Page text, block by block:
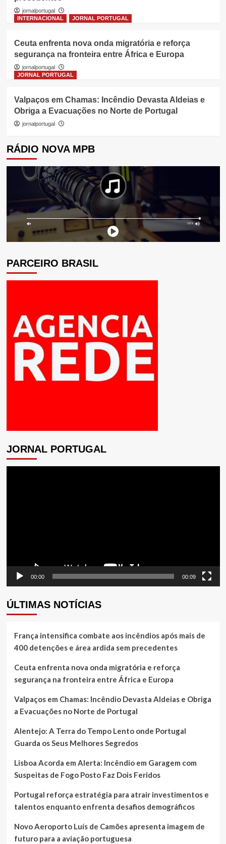
jornalportugal
INTERNACIONAL
JORNAL PORTUGAL
Ceuta enfrenta nova onda migratória e reforça
segurança na fronteira entre África e Europa
jornalportugal
JORNAL PORTUGAL
Valpaços em Chamas: Incêndio Devasta Aldeias e
Obriga a Evacuações no Norte de Portugal
jornalportugal
RÁDIO NOVA MPB
PARCEIRO BRASIL
JORNAL PORTUGAL
00:00 00:09
ÚLTIMAS NOTÍCIAS
França intensifica combate aos incêndios após mais de
400 detenções e área ardida sem precedentes
Ceuta enfrenta nova onda migratória e reforça
segurança na fronteira entre África e Europa
Valpaços em Chamas: Incêndio Devasta Aldeias e Obriga
a Evacuações no Norte de Portugal
Alentejo: A Terra do Tempo Lento onde Portugal
Guarda os Seus Melhores Segredos
Lisboa Acorda em Alerta: Incêndio em Garagem com
Suspeitas de Fogo Posto Faz Dois Feridos
Portugal reforça estratégia para atrair investimentos e
talentos enquanto enfrenta desafios demográficos
Novo Aeroporto Luís de Camões apresenta imagem de
futuro para a aviação portuguesa